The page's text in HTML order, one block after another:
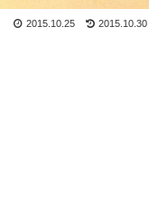
2015.10.30
2015.10.25